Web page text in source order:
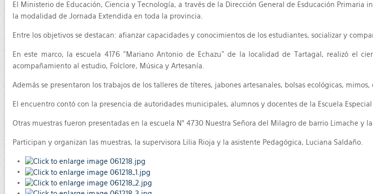
El Ministerio de Educación, Ciencia y Tecnología, a través de la Dirección General de Esducación
la modalidad de Jornada Extendida en toda la provincia.
Entre los objetivos se destacan: afianzar capacidades y conocimientos de los estudiantes, socializar y
En este marco, la escuela 4176 "Mariano Antonio de Echazu" de la localidad de Tartagal, realizó el
acompañamiento al estudio, Folclore, Música y Artesanía.
Además se presentaron los trabajos de los talleres de títeres, jabones artesanales, bolsas ecológicas,
El encuentro contó con la presencia de autoridades municipales, alumnos y docentes de la Escuela
Otras muestras fueron presentadas en la escuela N° 4730 Nuestra Señora del Milagro de barrio Limache y
Participan y organizan las muestras, la supervisora Lilia Rioja y la asistente Pedagógica, Luciana Saldaño.